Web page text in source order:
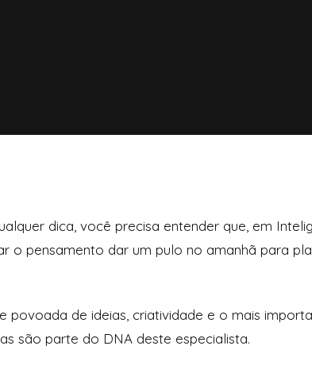
dica, você precisa entender que, em
o pensamento dar um pulo no amanhã para
povoada de ideias, criatividade e o mais
são parte do DNA deste especialista.